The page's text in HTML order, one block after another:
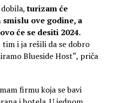
dobila,turizam će
ove godine, a
će se desiti 2024.
i ja rešili da se dobro
Blueside Host“, priča
firmu koja se bavi